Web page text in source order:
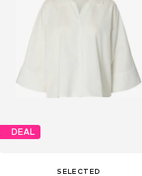
DEAL
SELECTED